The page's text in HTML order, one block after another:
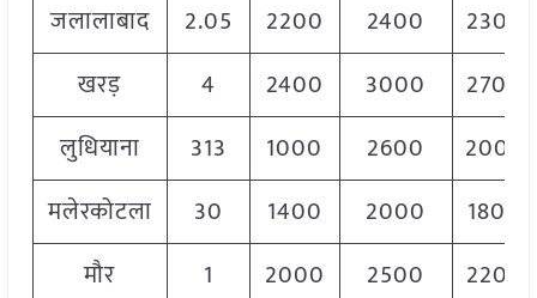
जलालाबाद
2.05 2200 2400
2300
खरड़
4 2400 3000
2700
लुधियाना
313 1000 2600
2000
मलेरकोटला
30 1400 2000
1800
मौर
1 2000 2500
2200